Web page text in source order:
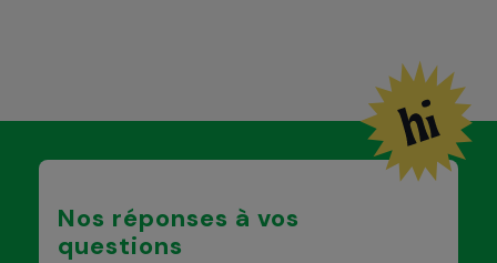
Nos réponses à vos
questions